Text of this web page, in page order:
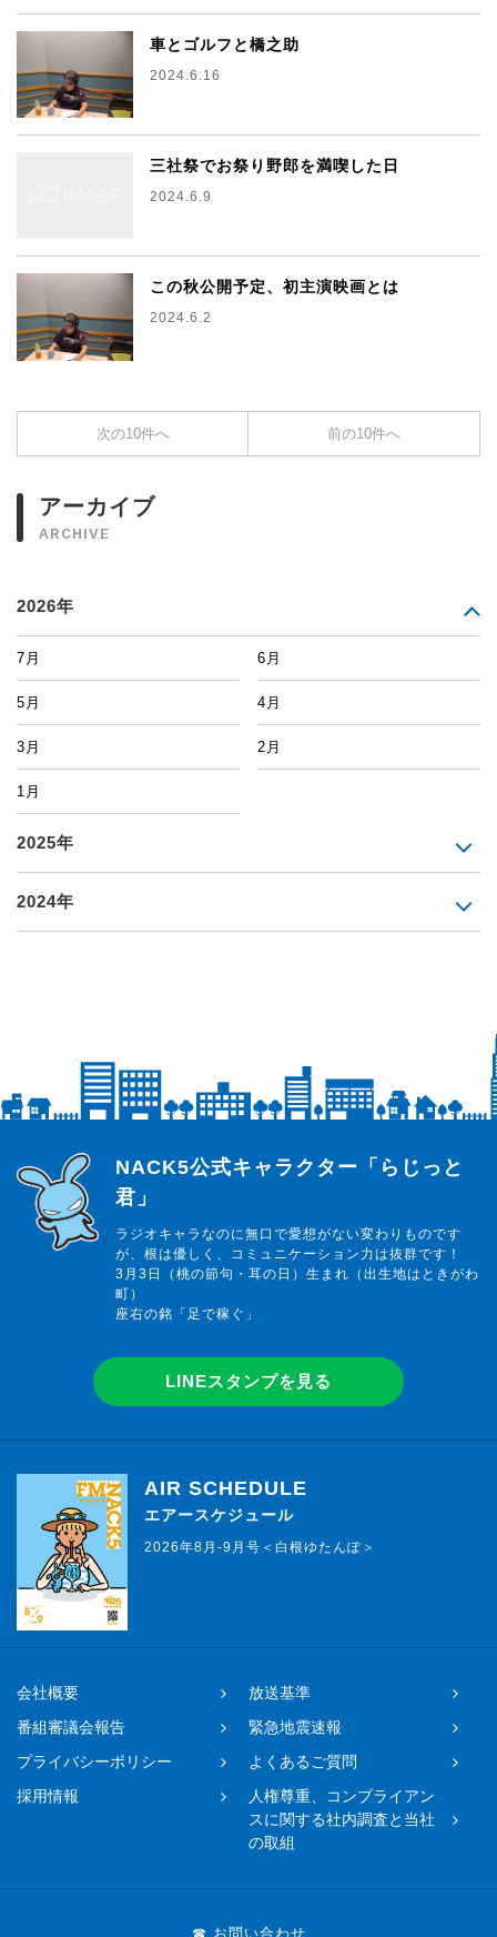
車とゴルフと橋之助
2024.6.16
三社祭でお祭り野郎を満喫した日
2024.6.9
この秋公開予定、初主演映画とは
2024.6.2
次の10件へ 前の10件へ
アーカイブ
ARCHIVE
2026年
7月 6月
5月 4月
3月 2月
1月
2025年
2024年
らじっと君
NACK5公式キャラクター「らじっと
君」
ラジオキャラなのに無口で愛想がない変わりものです
が、根は優しく、コミュニケーション力は抜群です！
3月3日（桃の節句・耳の日）生まれ（出生地はときがわ
町）
座右の銘「足で稼ぐ」
LINEスタンプを見る
AIR SCHEDULE
エアースケジュール
2026年8月-9月号＜白根ゆたんぽ＞
会社概要
放送基準
番組審議会報告
緊急地震速報
プライバシーポリシー
よくあるご質問
採用情報
人権尊重、コンプライアン
スに関する社内調査と当社
の取組
☎ お問い合わせ